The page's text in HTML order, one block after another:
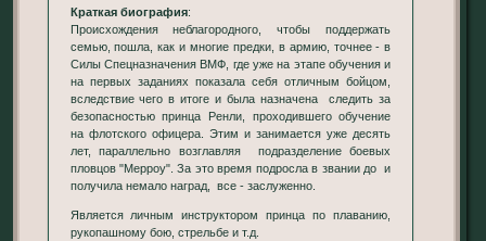
Краткая биография:
Происхождения неблагородного, чтобы поддержать
семью, пошла, как и многие предки, в армию, точнее - в
Силы Спецназначения ВМФ, где уже на этапе обучения и
на первых заданиях показала себя отличным бойцом,
вследствие чего в итоге и была назначена следить за
безопасностью принца Ренли, проходившего обучение
на флотского офицера. Этим и занимается уже десять
лет, параллельно возглавляя подразделение боевых
пловцов "Мерроу". За это время подросла в звании до и
получила немало наград, все - заслуженно.
Является личным инструктором принца по плаванию,
рукопашному бою, стрельбе и т.д.